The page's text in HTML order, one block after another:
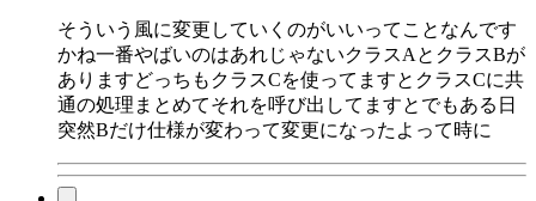
そういう風に変更していくのがいいってことなんです
かね一番やばいのはあれじゃないクラスAとクラスBが
ありますどっちもクラスCを使ってますとクラスCに共
通の処理まとめてそれを呼び出してますとでもある日
突然Bだけ仕様が変わって変更になったよって時に